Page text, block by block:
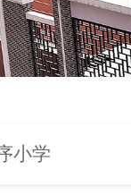
小学